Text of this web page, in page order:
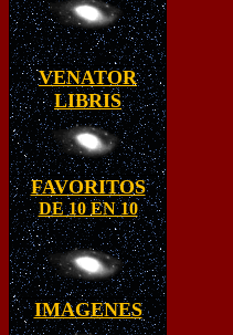
VENATOR
LIBRIS
FAVORITOS
DE 10 EN 10
IMAGENES